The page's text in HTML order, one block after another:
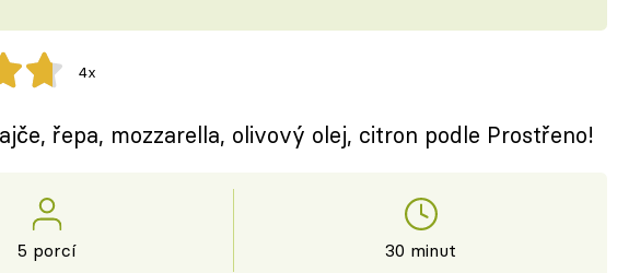
4x
řepa, mozzarella, olivový olej, citron podle Prostřeno!
5 porcí 30 minut